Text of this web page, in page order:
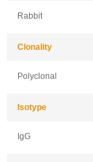
Rabbit
Clonality
Polyclonal
Isotype
IgG